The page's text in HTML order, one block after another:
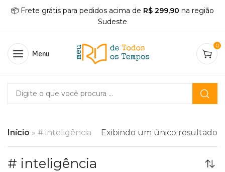
📦 Frete grátis para pedidos acima de R$ 299,90 na região
Sudeste
Menu
0
Início » # inteligência Exibindo um único resultado
# inteligência